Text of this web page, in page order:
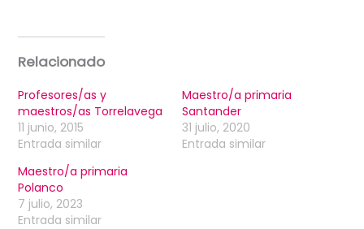
Relacionado
Profesores/as y
maestros/as Torrelavega
11 junio, 2015
Entrada similar
Maestro/a primaria
Santander
31 julio, 2020
Entrada similar
Maestro/a primaria
Polanco
7 julio, 2023
Entrada similar